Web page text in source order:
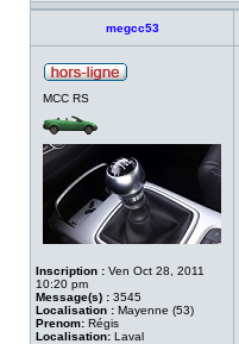
megcc53
MCC RS
Inscription : Ven Oct 28, 2011
10:20 pm
Message(s) : 3545
Localisation : Mayenne (53)
Prenom: Régis
Localisation: Laval